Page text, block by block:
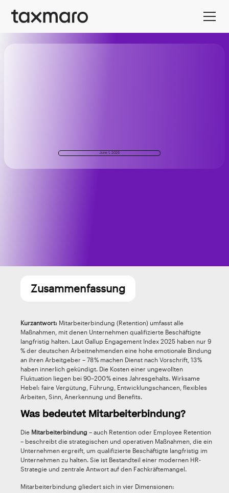
June 1, 2026
Zusammenfassung
Kurzantwort: Mitarbeiterbindung (Retention) umfasst alle
Maßnahmen, mit denen Unternehmen qualifizierte Beschäftigte
langfristig halten. Laut Gallup Engagement Index 2025 haben nur 9
% der deutschen Arbeitnehmenden eine hohe emotionale Bindung
an ihren Arbeitgeber – 78 % machen Dienst nach Vorschrift, 13 %
haben innerlich gekündigt. Die Kosten einer ungewollten
Fluktuation liegen bei 90–200 % eines Jahresgehalts. Wirksame
Hebel: faire Vergütung, Führung, Entwicklungschancen, flexibles
Arbeiten, Sinn, Anerkennung und Benefits.
Was bedeutet Mitarbeiterbindung?
Die Mitarbeiterbindung – auch Retention oder Employee Retention
– beschreibt die strategischen und operativen Maßnahmen, die ein
Unternehmen ergreift, um qualifizierte Beschäftigte langfristig im
Unternehmen zu halten. Sie ist Bestandteil einer modernen HR-
Strategie und zentrale Antwort auf den Fachkräftemangel.
Mitarbeiterbindung gliedert sich in vier Dimensionen: